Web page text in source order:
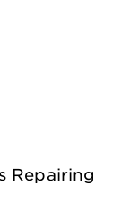
Repairing